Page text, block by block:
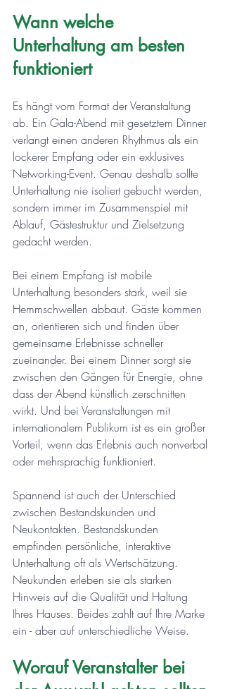
Wann welche
Unterhaltung am besten
funktioniert
Es hängt vom Format der Veranstaltung
ab. Ein Gala-Abend mit gesetztem Dinner
verlangt einen anderen Rhythmus als ein
lockerer Empfang oder ein exklusives
Networking-Event. Genau deshalb sollte
Unterhaltung nie isoliert gebucht werden,
sondern immer im Zusammenspiel mit
Ablauf, Gästestruktur und Zielsetzung
gedacht werden.
Bei einem Empfang ist mobile
Unterhaltung besonders stark, weil sie
Hemmschwellen abbaut. Gäste kommen
an, orientieren sich und finden über
gemeinsame Erlebnisse schneller
zueinander. Bei einem Dinner sorgt sie
zwischen den Gängen für Energie, ohne
dass der Abend künstlich zerschnitten
wirkt. Und bei Veranstaltungen mit
internationalem Publikum ist es ein großer
Vorteil, wenn das Erlebnis auch nonverbal
oder mehrsprachig funktioniert.
Spannend ist auch der Unterschied
zwischen Bestandskunden und
Neukontakten. Bestandskunden
empfinden persönliche, interaktive
Unterhaltung oft als Wertschätzung.
Neukunden erleben sie als starken
Hinweis auf die Qualität und Haltung
Ihres Hauses. Beides zahlt auf Ihre Marke
ein - aber auf unterschiedliche Weise.
Worauf Veranstalter bei